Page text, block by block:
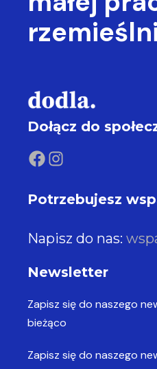
Dołącz do
Potrzebujesz
Napisz do nas:
Newsletter
Zapisz się do naszego
bieżąco
Zapisz się do naszego